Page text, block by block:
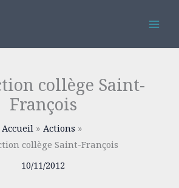
collège Saint-
François
Accueil
Actions
collège Saint-François
10/11/2012